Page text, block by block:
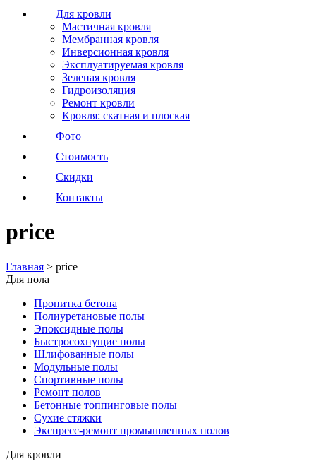
Для кровли
Мастичная кровля
Мембранная кровля
Инверсионная кровля
Эксплуатируемая кровля
Зеленая кровля
Гидроизоляция
Ремонт кровли
Кровля: скатная и плоская
Фото
Стоимость
Скидки
Контакты
price
Главная > price
Для пола
Пропитка бетона
Полиуретановые полы
Эпоксидные полы
Быстросохнущие полы
Шлифованные полы
Модульные полы
Спортивные полы
Ремонт полов
Бетонные топпинговые полы
Сухие стяжки
Экспресс-ремонт промышленных полов
Для кровли